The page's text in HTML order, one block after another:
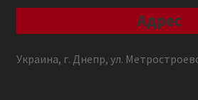
Адрес
Украина, г. Днепр, ул.